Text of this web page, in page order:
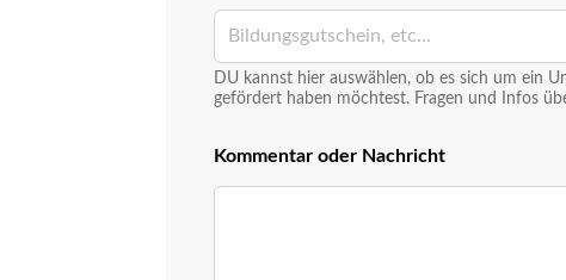
Bildungsgutschein, etc...
DU kannst hier auswählen, ob es sich um ein
gefördert haben möchtest. Fragen und Infos
Kommentar oder Nachricht